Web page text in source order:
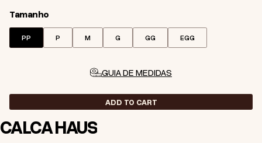
Tamanho
Tamanho
PP P M G GG EGG
GUIA DE MEDIDAS
ADD TO CART
CALÇA HAUS